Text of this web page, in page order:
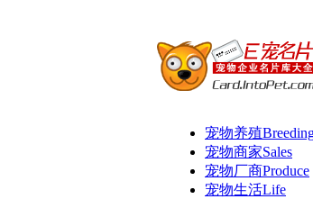
宠物养殖
宠物商家Sales
宠物厂商Produce
宠物生活Life